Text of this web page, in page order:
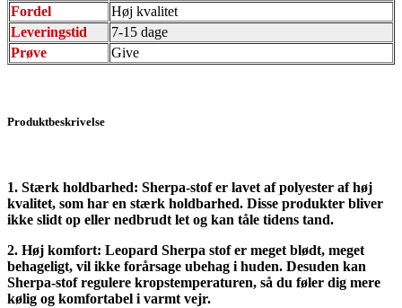
Fordel
Høj kvalitet
Leveringstid
7-15 dage
Prøve
Give
Produktbeskrivelse
1. Stærk holdbarhed: Sherpa-stof er lavet af polyester af høj
kvalitet, som har en stærk holdbarhed. Disse produkter bliver
ikke slidt op eller nedbrudt let og kan tåle tidens tand.
2. Høj komfort: Leopard Sherpa stof er meget blødt, meget
behageligt, vil ikke forårsage ubehag i huden. Desuden kan
Sherpa-stof regulere kropstemperaturen, så du føler dig mere
kølig og komfortabel i varmt vejr.